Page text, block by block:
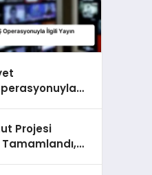
Projesi
Tamamlandı,